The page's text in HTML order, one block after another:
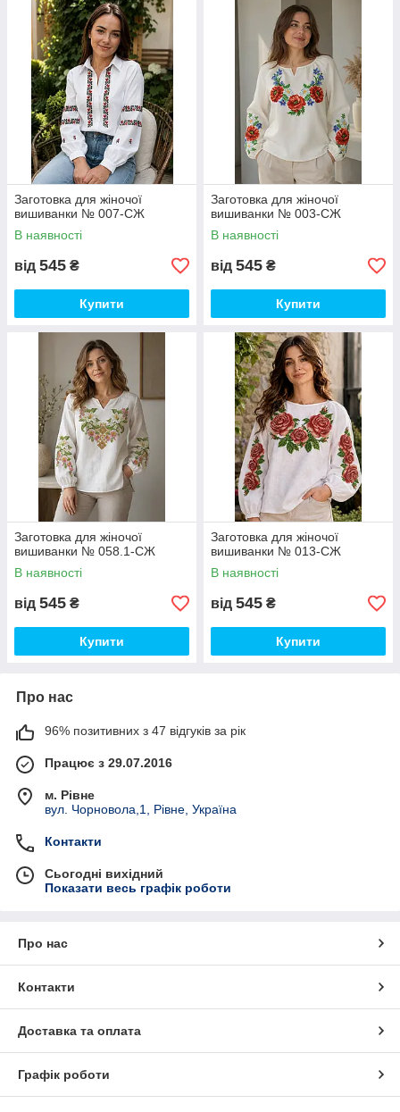
Заготовка для жіночої
вишиванки № 007-СЖ
В наявності
від 545 ₴
Купити
Заготовка для жіночої
вишиванки № 003-СЖ
В наявності
від 545 ₴
Купити
Заготовка для жіночої
вишиванки № 058.1-СЖ
В наявності
від 545 ₴
Купити
Заготовка для жіночої
вишиванки № 013-СЖ
В наявності
від 545 ₴
Купити
Про нас
96% позитивних з 47 відгуків за рік
Працює з 29.07.2016
м. Рівне
вул. Чорновола,1, Рівне, Україна
Контакти
Сьогодні вихідний
Показати весь графік роботи
Про нас
Контакти
Доставка та оплата
Графік роботи